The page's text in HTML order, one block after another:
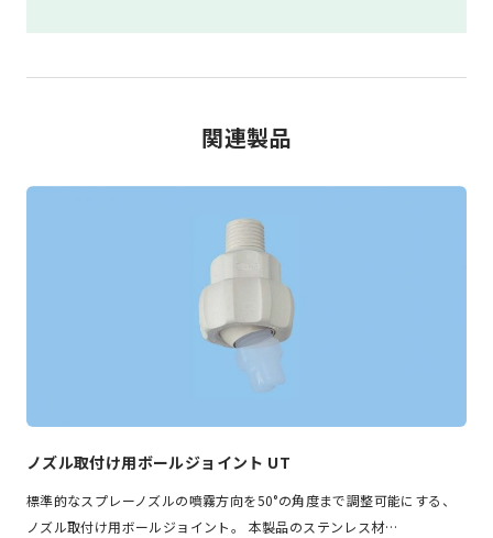
関連製品
ノズル取付け用ボールジョイント UT
標準的なスプレーノズルの噴霧方向を50°の角度まで調整可能にする、
ノズル取付け用ボールジョイント。 本製品のステンレス材…